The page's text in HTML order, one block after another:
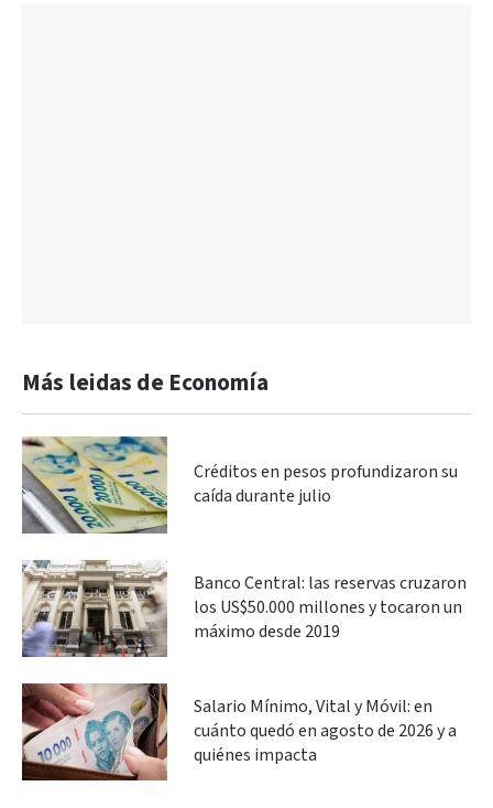
Más leidas de Economía
Créditos en pesos profundizaron su
caída durante julio
Banco Central: las reservas cruzaron
los US$50.000 millones y tocaron un
máximo desde 2019
Salario Mínimo, Vital y Móvil: en
cuánto quedó en agosto de 2026 y a
quiénes impacta